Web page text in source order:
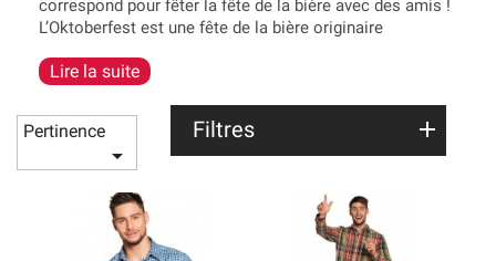
correspond pour fêter la fête de la bière avec des amis !
L’Oktoberfest est une fête de la bière originaire
bavarois et en bavaroise comme le veut les traditions.
l’Oktoberfest ou des accessoires bleus et blancs. Si
vous optez pour un
déguisement de l’Oktoberfest
vous
ne passerez pas inaperçu en allant chercher votre
Lire la suite
Pertinence

Filtres